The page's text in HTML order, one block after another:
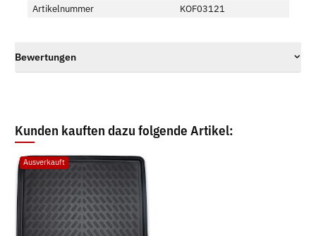
Artikelnummer KOF03121
Bewertungen
Kunden kauften dazu folgende Artikel:
Ausverkauft